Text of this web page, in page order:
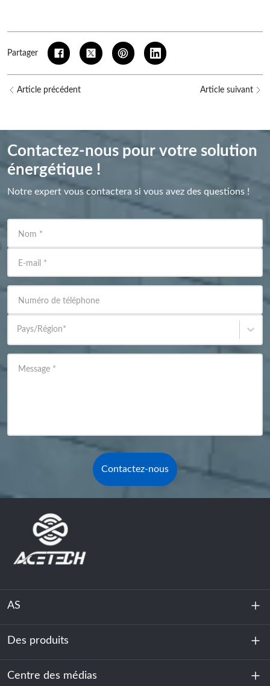
Partager
Article précédent Article suivant
Contactez-nous pour votre solution
énergétique !
Notre expert vous contactera si vous avez des questions !
Nom *
E-mail *
Numéro de téléphone
Pays/Région*
Message *
Contactez-nous
AS
À propos de nous
Durabilité
Des produits
Stockage d'énergie
Centre des médias